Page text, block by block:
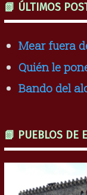
📗 ÚLTIMOS
Mear fuera
Quién le
Bando del
📗 PUEBLOS DE